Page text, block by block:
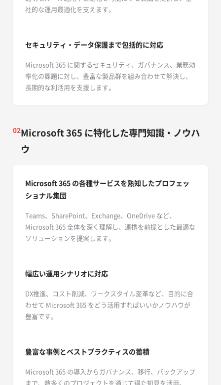
社的な運用最適化を支えます。
セキュリティ・データ保護まで包括的に対応
Microsoft 365 に関するセキュリティ、ガバナンス、業務効
率化の課題に対し、豊富な製品群を組み合わせて解決し、
長期的な利活用を支援します。
02Microsoft 365 に特化した専門知識・ノウハ
ウ
Microsoft 365 の各種サービスを熟知したプロフェッ
ショナル集団
Teams、SharePoint、Exchange、OneDrive など、
Microsoft 365 全体を深く理解し、連携を前提とした最適な
ソリューションを提案します。
幅広い運用シナリオに対応
DX推進、コスト削減、ワークスタイル変革など、目的に合
わせて Microsoft 365 をどう活用すればいいかノウハウが
豊富です。
豊富な事例とベストプラクティスの蓄積
Microsoft 365 の導入からガバナンス、移行、バックアップ
まで、数多くのプロジェクトを通じて得た知見を活用。